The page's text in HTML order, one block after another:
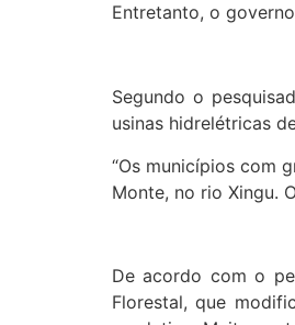
Entretanto, o
Segundo o
usinas hidrelétricas
“Os municípios com
Monte, no rio Xingu.
De acordo com o
Florestal, que